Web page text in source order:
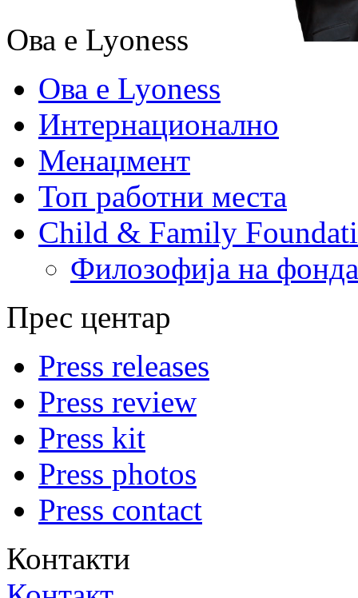
Ова е Lyoness
Ова е Lyoness
Интернационално
Менаџмент
Топ работни места
Child & Family
Филозофија на
Прес центар
Press releases
Press review
Press kit
Press photos
Press contact
Контакти